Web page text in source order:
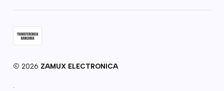
2026 ZAMUX ELECTRONICA